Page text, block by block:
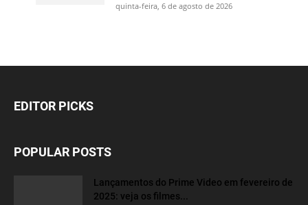
quinta-feira, 6 de agosto de 2026
EDITOR PICKS
POPULAR POSTS
Lançamentos do Prime Video em fevereiro de
2025: veja os filmes...